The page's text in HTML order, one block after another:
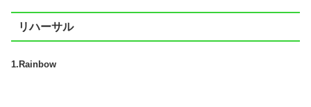
リハーサル
1.Rainbow